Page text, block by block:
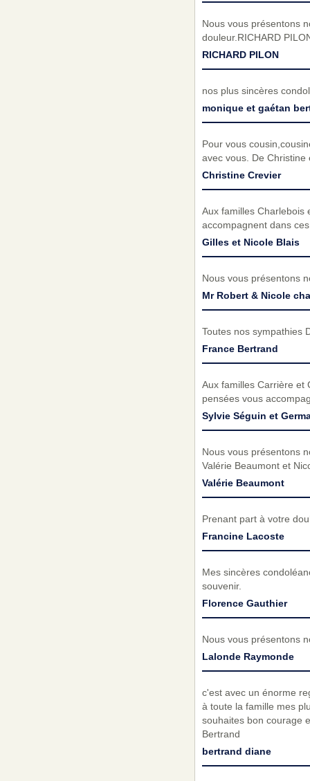
Nous vous présentons
douleur.RICHARD
RICHARD PILON
nos plus sincères
monique et gaétan
Pour vous
avec vous. De Christine
Christine Crevier
Aux familles Charlebois
accompagnent dans
Gilles et Nicole Blais
Nous vous présentons
Mr Robert & Nicole
Toutes nos sympathies
France Bertrand
Aux familles Carrière et
pensées vous
Sylvie Séguin et
Nous vous présentons
Valérie Beaumont et
Valérie Beaumont
Prenant part à votre
Francine Lacoste
Mes sincères
souvenir.
Florence Gauthier
Nous vous présentons
Lalonde Raymonde
c'est avec un énorme
à toute la famille mes
souhaites bon courage
Bertrand
bertrand diane